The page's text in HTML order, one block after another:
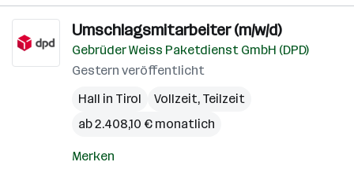
Umschlagsmitarbeiter (m/w/d)
Gebrüder Weiss Paketdienst GmbH (DPD)
Gestern veröffentlicht
Hall in Tirol
Vollzeit, Teilzeit
ab 2.408,10 € monatlich
Merken